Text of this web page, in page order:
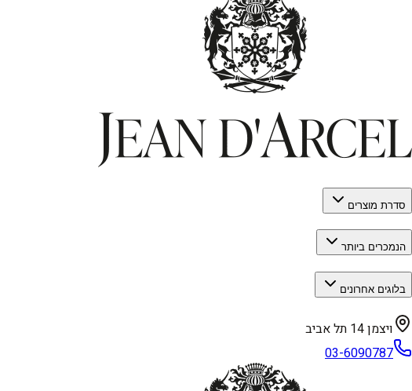
סדרת מוצרים
הנמכרים ביותר
בלוגים אחרונים
ויצמן 14 תל אביב
03-6090787